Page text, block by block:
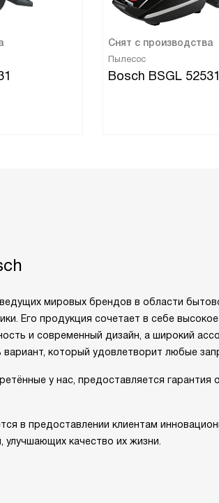
Снят с производства
Пылесос
Bosch BSGL 52531
мировых брендов в области
Его продукция сочетает в себе высокое
и современный дизайн, а широкий
который удовлетворит любые
у нас, предоставляется гарантия
в предоставлении клиентам
улучшающих качество их жизни.